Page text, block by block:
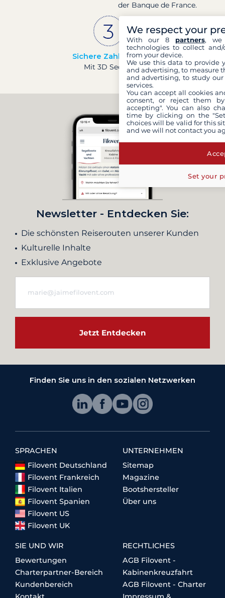
der Banque de France.
Sichere Zahlungen
Mit 3D Secure
Newsletter - Entdecken Sie:
Die schönsten Reiserouten unserer Kunden
Kulturelle Inhalte
Exklusive Angebote
Jetzt Entdecken
Finden Sie uns in den sozialen Netzwerken
SPRACHEN
Filovent Deutschland
Filovent Frankreich
Filovent Italien
Filovent Spanien
Filovent US
Filovent UK
UNTERNEHMEN
Sitemap
Magazine
Bootshersteller
Über uns
SIE UND WIR
Bewertungen
Charterpartner-Bereich
Kundenbereich
RECHTLICHES
AGB Filovent -
Kabinenkreuzfahrt
AGB Filovent - Charter
We respect your
With our 8 partners, we
technologies to collect
from your device.
We use this data to provide
and advertising, to measure
and advertising, to study
services.
You can accept all cookies
consent, or reject them
accepting". You can also
time by clicking on the
choices will be valid for this
and we will not contact you
Set your